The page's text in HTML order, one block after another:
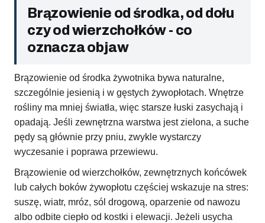
Brązowienie od środka, od dołu
czy od wierzchołków - co
oznacza objaw
Brązowienie od środka żywotnika bywa naturalne,
szczególnie jesienią i w gęstych żywopłotach. Wnętrze
rośliny ma mniej światła, więc starsze łuski zasychają i
opadają. Jeśli zewnętrzna warstwa jest zielona, a suche
pędy są głównie przy pniu, zwykle wystarczy
wyczesanie i poprawa przewiewu.
Brązowienie od wierzchołków, zewnętrznych końcówek
lub całych boków żywopłotu częściej wskazuje na stres:
suszę, wiatr, mróz, sól drogową, oparzenie od nawozu
albo odbite ciepło od kostki i elewacji. Jeżeli usycha